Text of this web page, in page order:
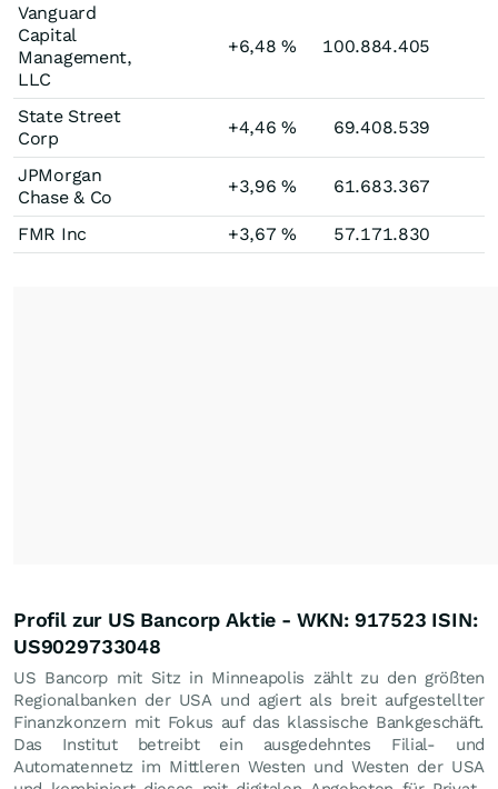
Vanguard
Capital
Management,
LLC
+6,48% 100.884.405
State Street
Corp
+4,46% 69.408.539
JPMorgan
Chase & Co
+3,96% 61.683.367
FMR Inc +3,67% 57.171.830
Profil zur US Bancorp Aktie - WKN: 917523 ISIN:
US9029733048
US Bancorp mit Sitz in Minneapolis zählt zu den größten
Regionalbanken der USA und agiert als breit aufgestellter
Finanzkonzern mit Fokus auf das klassische Bankgeschäft.
Das Institut betreibt ein ausgedehntes Filial- und
Automatennetz im Mittleren Westen und Westen der USA